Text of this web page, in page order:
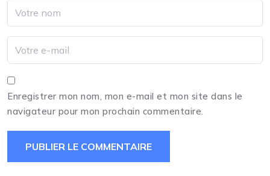
Enregistrer mon nom, mon e-mail et mon site dans le
navigateur pour mon prochain commentaire.